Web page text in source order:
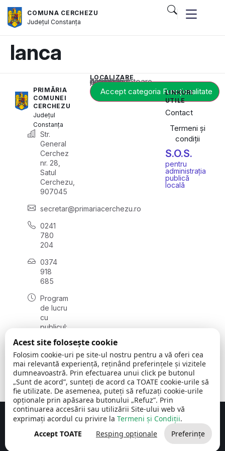
COMUNA CERCHEZU
JudețulConstanța
Ianca
PRIMĂRIA
COMUNEI
CERCHEZU
Județul
Constanța
Str.
General
Cerchez
nr. 28,
Satul
Cerchezu,
907045
secretar@primariacerchezu.ro
0241
780
204
0374
918
685
Program
de lucru
cu
publicul:
08:00 -
16:30
, vineri:
08:00 -
14:00
LOCALIZARE
Acest conținut este blocat până când acceptați categoria corespunzătoare de cookie-uri.
Accept categoria Funcționalitate
LINKURI
UTILE
Contact
Termeni și
condiții
S.O.S.
pentru
administrația
publică
locală
Comuna Cerchezu © 2026Toate drepturile rezervate
Concept realizat de Big Media Relații Publice SRL
Acest site folosește cookie
Folosim cookie-uri pe site-ul nostru pentru a vă oferi cea
mai relevantă experiență, reținând preferințele și vizitele
dumneavoastră. Prin efectuarea unui click pe butonul
„Sunt de acord”, sunteți de acord ca TOATE cookie-urile să
fie utilizate. De asemenea, puteți să refuzați cookie-urile
opționale prin apăsarea butonului „Refuz”. Prin
continuarea accesării sau utilizării Site-ului web vă
exprimați acordul cu privire la Termeni și Condiții.
Accept TOATE
Resping opționale Preferințe